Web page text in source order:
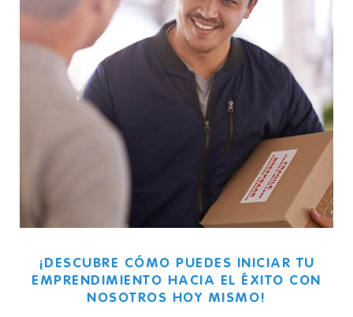
¡DESCUBRE CÓMO PUEDES INICIAR TU
EMPRENDIMIENTO HACIA EL ÉXITO CON
NOSOTROS HOY MISMO!